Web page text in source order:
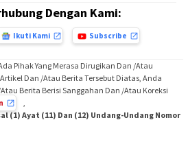
Dengan Kami:
Ikuti Kami Subscribe
Pihak Yang Merasa Dirugikan Dan /Atau
Dan /Atau Berita Tersebut Diatas, Anda
Berita Berisi Sanggahan Dan /Atau Koreksi
(1) Ayat (11) Dan (12) Undang-Undang Nomor